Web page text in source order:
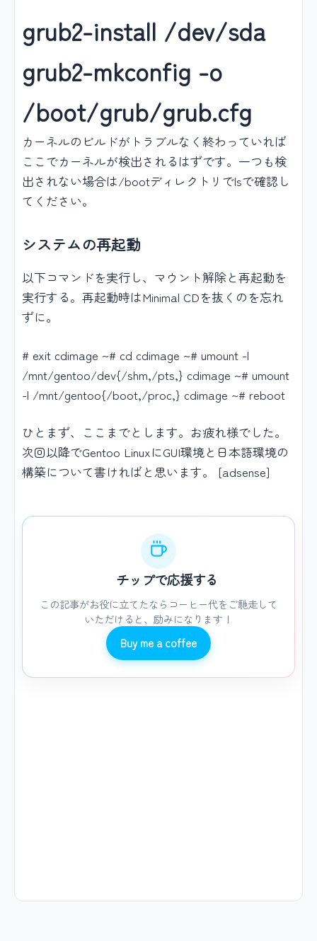
grub2-install /dev/sda
grub2-mkconfig -o
/boot/grub/grub.cfg
カーネルのビルドがトラブルなく終わっていれば
ここでカーネルが検出されるはずです。一つも検
出されない場合は/bootディレクトリでlsで確認し
てください。
システムの再起動
以下コマンドを実行し、マウント解除と再起動を
実行する。再起動時はMinimal CDを抜くのを忘れ
ずに。
# exit cdimage ~# cd cdimage ~# umount -l
/mnt/gentoo/dev{/shm,/pts,} cdimage ~# umount
-l /mnt/gentoo{/boot,/proc,} cdimage ~# reboot
ひとまず、ここまでとします。お疲れ様でした。
次回以降でGentoo LinuxにGUI環境と日本語環境の
構築について書ければと思います。 [adsense]
チップで応援する
この記事がお役に立てたならコーヒー代をご馳走して
いただけると、励みになります！
Buy me a coffee